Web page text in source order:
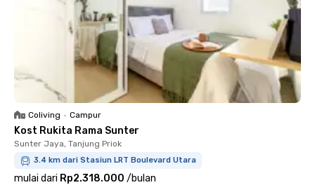
Coliving • Campur
Kost Rukita Rama Sunter
Sunter Jaya, Tanjung Priok
3.4 km dari Stasiun LRT Boulevard Utara
mulai dari Rp2.318.000 /bulan